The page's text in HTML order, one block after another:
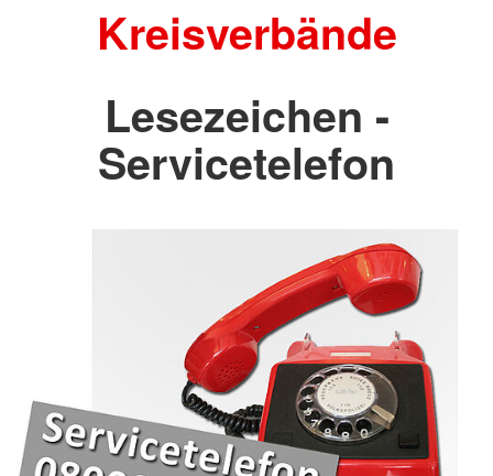
Kreisverbände
Lesezeichen -
Servicetelefon